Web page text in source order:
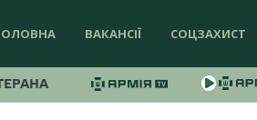
ВАКАНСІЇ СОЦЗАХИСТ